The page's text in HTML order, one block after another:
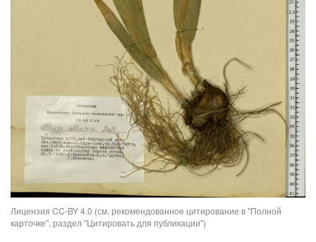
Лицензия CC-BY 4.0 (см. рекомендованное цитирование в "Полной
карточке", раздел "Цитировать для публикации")